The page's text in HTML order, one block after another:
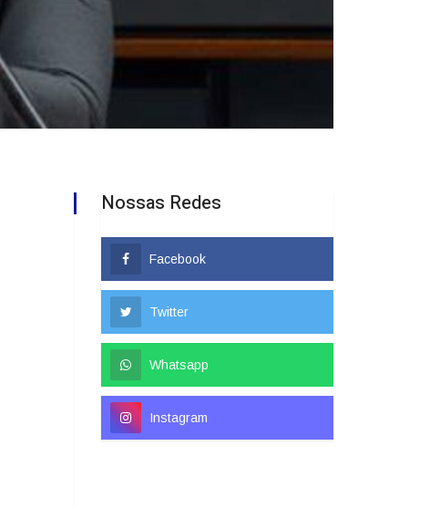
Nossas Redes
Facebook
Twitter
Whatsapp
Instagram